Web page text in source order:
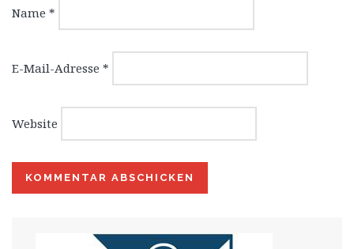
Name *
E-Mail-Adresse *
Website